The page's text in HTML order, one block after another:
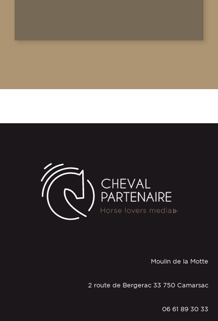
Moulin de la Motte
2 route de Bergerac 33 750 Camarsac
06 61 89 30 33